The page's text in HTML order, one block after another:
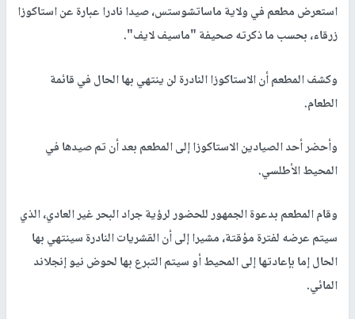
استعرض مطعم في ولاية ماساتشوستس، صيدا نادرا عبارة عن استاكوزا
زرقاء، بحسب ما ذكرته صحيفة "ماسيف لايف".
وكشف المطعم أن الاستاكوزا النادرة لن ينتهي بها الحال في قائمة
الطعام.
وأحضر أحد الصيادين الاستاكوزا إلى المطعم بعد أن تم صيدها في
المحيط الأطلسي.
وقام المطعم بدعوة الجمهور للحضور لرؤية جراد البحر غير العادي، الذي
سيتم عرضه لفترة مؤقتة، مشيرا إلى أن القشريات النادرة سينتهي بها
الحال إما بإعادتها إلى المحيط أو سيتم التبرع بها لحوض نيو إنجلاند
المائي.